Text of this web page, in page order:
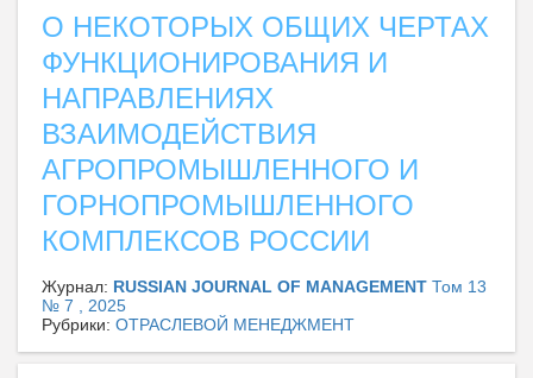
О НЕКОТОРЫХ ОБЩИХ ЧЕРТАХ
ФУНКЦИОНИРОВАНИЯ И
НАПРАВЛЕНИЯХ
ВЗАИМОДЕЙСТВИЯ
АГРОПРОМЫШЛЕННОГО И
ГОРНОПРОМЫШЛЕННОГО
КОМПЛЕКСОВ РОССИИ
Журнал: RUSSIAN JOURNAL OF MANAGEMENT Том 13
№ 7 , 2025
Рубрики: ОТРАСЛЕВОЙ МЕНЕДЖМЕНТ